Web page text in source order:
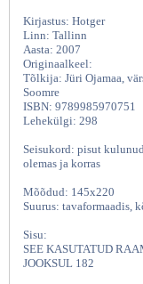
Kirjastus: Hotger
Linn: Tallinn
Aasta: 2007
Originaalkeel:
Tõlkija: Jüri Ojamaa,
Soomre
ISBN: 9789985970751
Lehekülgi: 298
Seisukord: pisut
olemas ja korras
Mõõdud: 145x220
Suurus: tavaformaadis,
Sisu:
SEE KASUTATUD
JOOKSUL 182